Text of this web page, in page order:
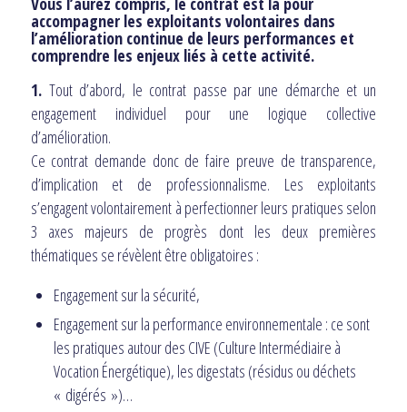
accompagner les exploitants volontaires dans
l’amélioration continue de leurs performances et
comprendre les enjeux liés à cette activité.
1. Tout d’abord, le contrat passe par une démarche et un
engagement individuel pour une logique collective
d’amélioration.
Ce contrat demande donc de faire preuve de transparence,
d’implication et de professionnalisme. Les exploitants
s’engagent volontairement à perfectionner leurs pratiques selon
3 axes majeurs de progrès dont les deux premières
thématiques se révèlent être obligatoires :
Engagement sur la sécurité,
Engagement sur la performance environnementale : ce sont
les pratiques autour des CIVE (Culture Intermédiaire à
Vocation Énergétique), les digestats (résidus ou déchets
« digérés »)…